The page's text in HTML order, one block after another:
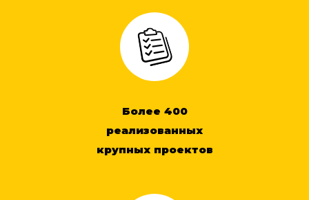
Более 400
реализованных
крупных проектов